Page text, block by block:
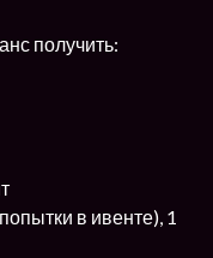
получить:
в ивенте), 1